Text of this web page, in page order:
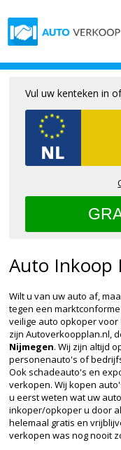
Auto Inkoop
Wilt u van uw auto af,
tegen een
veilige auto opkoper voor
zijn Autoverkoopplan.nl,
Nijmegen. Wij zijn altijd
personenauto's of
Ook schadeauto's en
verkopen. Wij kopen
u eerst weten wat uw
inkoper/opkoper u door
helemaal gratis en
verkopen was nog nooit
Vul uw kenteken in